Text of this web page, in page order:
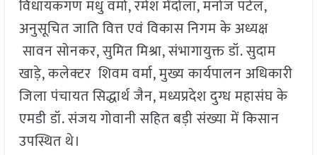
विधायकगण मधु वर्मा, रमेश मेंदोला, मनोज पटेल,
अनुसूचित जाति वित्त एवं विकास निगम के अध्यक्ष
सावन सोनकर, सुमित मिश्रा, संभागायुक्त डॉ. सुदाम
खाड़े, कलेक्टर शिवम वर्मा, मुख्य कार्यपालन अधिकारी
जिला पंचायत सिद्धार्थ जैन, मध्यप्रदेश दुग्ध महासंघ के
एमडी डॉ. संजय गोवानी सहित बड़ी संख्या में किसान
उपस्थित थे।